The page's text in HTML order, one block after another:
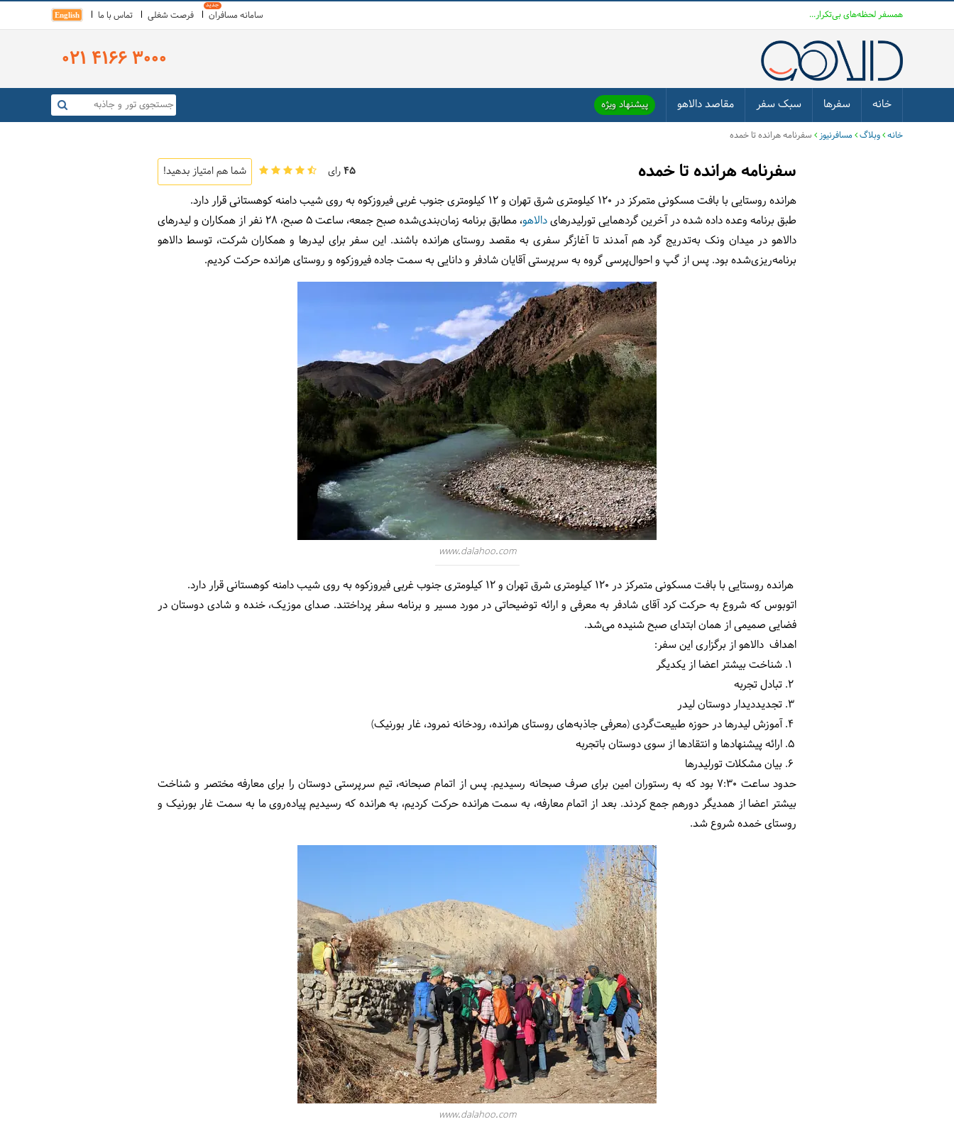
همسفر لحظه‌های بی‌تکرار... سامانه مسافران فرصت شغلی تماس با ما English
021 4166 3000
خانه سفرها سبک سفر مقاصد دالاهو پیشنهاد ویژه
خانه وبلاگ مسافرنیوز سفرنامه هرانده تا خمده
سفرنامه هرانده تا خمده 45رای شما هم امتیاز بدهید!
هرانده روستایی با بافت مسکونی متمرکز در ۱۲۰ کیلومتری شرق تهران و ۱۲ کیلومتری جنوب غربی فیروزکوه به روی شیب دامنه کوهستانی قرار دارد.
طبق برنامه وعده داده شده در آخرین گردهمایی تورلیدرهایدالاهو
، مطابق برنامه زمان‌بندی‌شده صبح جمعه، ساعت 5 صبح، 28 نفر از همکاران و لیدرهای
دالاهو در میدان ونک به‌تدریج گرد هم آمدند تا آغازگر سفری به مقصد روستای هرانده باشند. این سفر برای لیدرها و همکاران شرکت، توسط دالاهو
برنامه‌ریزی‌شده بود. پس از گپ و احوال‌پرسی گروه به سرپرستی آقایان شادفر و دانایی به سمت جاده فیروزکوه و روستای هرانده حرکت کردیم.
www.dalahoo.com
هرانده روستایی با بافت مسکونی متمرکز در ۱۲۰ کیلومتری شرق تهران و ۱۲ کیلومتری جنوب غربی فیروزکوه به روی شیب دامنه کوهستانی قرار دارد.
اتوبوس که شروع به حرکت کرد آقای شادفر به معرفی و ارائه توضیحاتی در مورد مسیر و برنامه سفر پرداختند. صدای موزیک، خنده و شادی دوستان در
فضایی صمیمی از همان ابتدای صبح شنیده می‌شد.
اهداف دالاهو از برگزاری این سفر:
شناخت بیشتر اعضا از یکدیگر
تبادل تجربه
تجدیددیدار دوستان لیدر
آموزش لیدرها در حوزه طبیعت‌گردی (معرفی جاذبه‌های روستای هرانده، رودخانه نمرود، غار بورنیک)
ارائه پیشنهادها و انتقادها از سوی دوستان باتجربه
بیان مشکلات تورلیدرها
حدود ساعت 7:30 بود که به رستوران امین برای صرف صبحانه رسیدیم. پس از اتمام صبحانه، تیم سرپرستی دوستان را برای معارفه مختصر و شناخت
بیشتر اعضا از همدیگر دورهم جمع کردند. بعد از اتمام معارفه، به سمت هرانده حرکت کردیم، به هرانده که رسیدیم پیاده‌روی ما به سمت غار بورنیک و
روستای خمده شروع شد.
www.dalahoo.com